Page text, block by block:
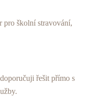
pro školní stravování,
řešit přímo s